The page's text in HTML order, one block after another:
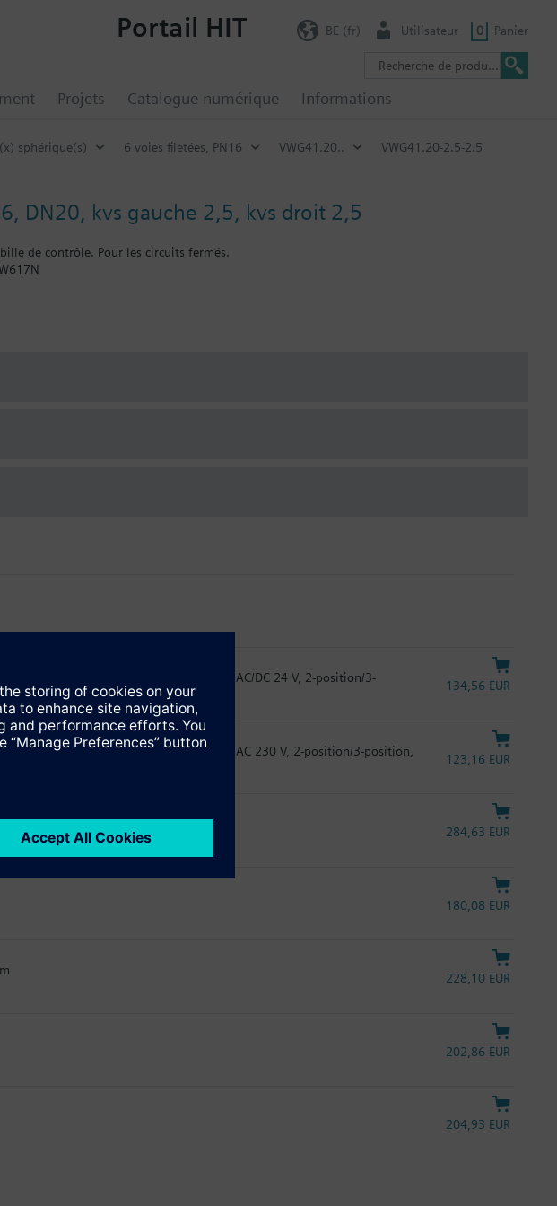
Projets Catalogue numérique Informations
Portail HIT BE (fr) Utilisateur 0 Panier
sphérique(s) 6 voies filetées, PN16 VWG41.20.. VWG41.20-2.5-2.5
DN20, kvs gauche 2,5, kvs droit 2,5
de contrôle. Pour les circuits fermés.
boisseau sphérique, non-retour à zéro, AC/DC 24 V, 2-position/3-
134,56 EUR
boisseau sphérique, non-retour à zéro, AC 230 V, 2-position/3-position,
123,16 EUR
284,63 EUR
180,08 EUR
228,10 EUR
202,86 EUR
204,93 EUR